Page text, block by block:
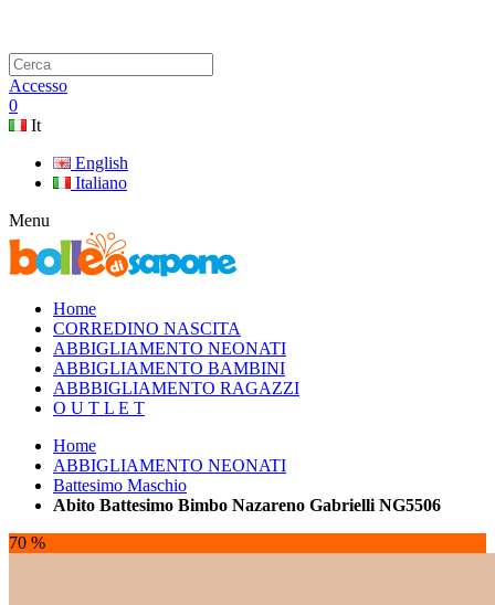
Accesso
0
It
English
Italiano
Menu
Home
CORREDINO NASCITA
ABBIGLIAMENTO NEONATI
ABBIGLIAMENTO BAMBINI
ABBBIGLIAMENTO RAGAZZI
O U T L E T
Home
ABBIGLIAMENTO NEONATI
Battesimo Maschio
Abito Battesimo Bimbo Nazareno Gabrielli NG5506
70 %